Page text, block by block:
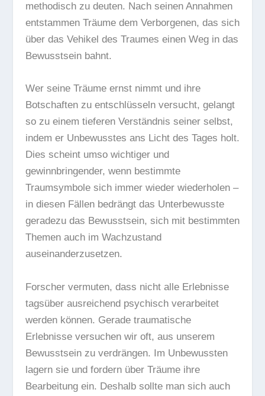
methodisch zu deuten. Nach seinen Annahmen
entstammen Träume dem Verborgenen, das sich
über das Vehikel des Traumes einen Weg in das
Bewusstsein bahnt.
Wer seine Träume ernst nimmt und ihre
Botschaften zu entschlüsseln versucht, gelangt
so zu einem tieferen Verständnis seiner selbst,
indem er Unbewusstes ans Licht des Tages holt.
Dies scheint umso wichtiger und
gewinnbringender, wenn bestimmte
Traumsymbole sich immer wieder wiederholen –
in diesen Fällen bedrängt das Unterbewusste
geradezu das Bewusstsein, sich mit bestimmten
Themen auch im Wachzustand
auseinanderzusetzen.
Forscher vermuten, dass nicht alle Erlebnisse
tagsüber ausreichend psychisch verarbeitet
werden können. Gerade traumatische
Erlebnisse versuchen wir oft, aus unserem
Bewusstsein zu verdrängen. Im Unbewussten
lagern sie und fordern über Träume ihre
Bearbeitung ein. Deshalb sollte man sich auch